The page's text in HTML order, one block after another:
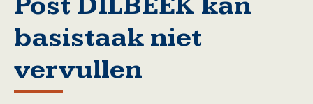
basistaak niet
vervullen